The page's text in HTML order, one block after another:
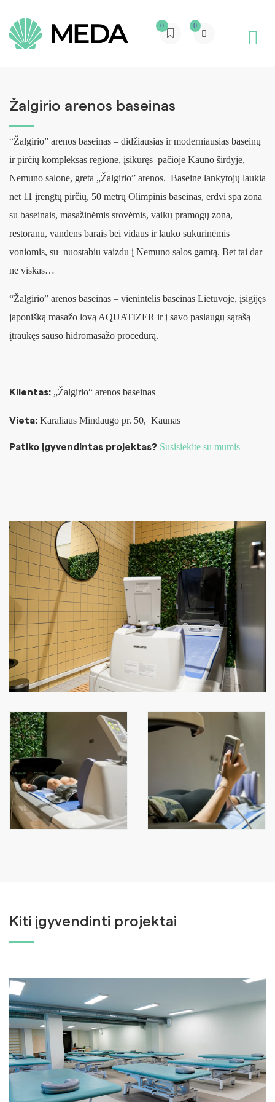
0 0
Žalgirio arenos baseinas
“Žalgirio” arenos baseinas – didžiausias ir moderniausias baseinų
ir pirčių kompleksas regione, įsikūręs pačioje Kauno širdyje,
Nemuno salone, greta „Žalgirio” arenos. Baseine lankytojų laukia
net 11 įrengtų pirčių, 50 metrų Olimpinis baseinas, erdvi spa zona
su baseinais, masažinėmis srovėmis, vaikų pramogų zona,
restoranu, vandens barais bei vidaus ir lauko sūkurinėmis
voniomis, su nuostabiu vaizdu į Nemuno salos gamtą. Bet tai dar
ne viskas…
“Žalgirio” arenos baseinas – vienintelis baseinas Lietuvoje, įsigijęs
japonišką masažo lovą AQUATIZER ir į savo paslaugų sąrašą
įtraukęs sauso hidromasažo procedūrą.
Klientas: „Žalgirio“ arenos baseinas
Vieta: Karaliaus Mindaugo pr. 50, Kaunas
Patiko įgyvendintas projektas? Susisiekite su mumis
Kiti įgyvendinti projektai